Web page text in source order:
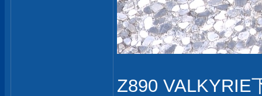
Z890 VALKYRIE